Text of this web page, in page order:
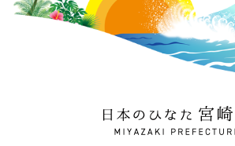
日本のひなた 宮崎県
MIYAZAKI PREFECTURE